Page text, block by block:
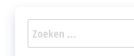
Zoeken
naar: